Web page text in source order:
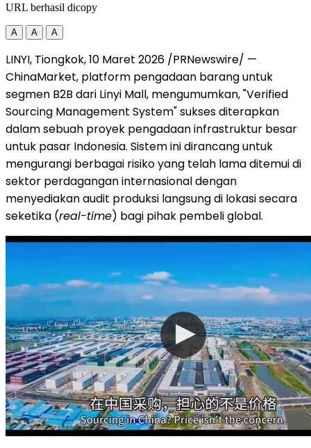
URL berhasil dicopy
A A A
LINYI, Tiongkok, 10 Maret 2026 /PRNewswire/ —
ChinaMarket, platform pengadaan barang untuk
segmen B2B dari Linyi Mall, mengumumkan, "Verified
Sourcing Management System" sukses diterapkan
dalam sebuah proyek pengadaan infrastruktur besar
untuk pasar Indonesia. Sistem ini dirancang untuk
mengurangi berbagai risiko yang telah lama ditemui di
sektor perdagangan internasional dengan
menyediakan audit produksi langsung di lokasi secara
seketika (real-time) bagi pihak pembeli global.